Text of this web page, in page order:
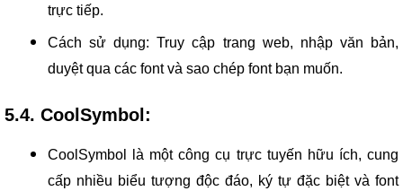
trực tiếp.
Cách sử dụng: Truy cập trang web, nhập văn bản,
duyệt qua các font và sao chép font bạn muốn.
5.4. CoolSymbol:
CoolSymbol là một công cụ trực tuyến hữu ích, cung
cấp nhiều biểu tượng độc đáo, ký tự đặc biệt và font